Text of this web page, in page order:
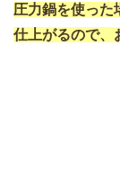
圧力鍋を使った
仕上がるので、